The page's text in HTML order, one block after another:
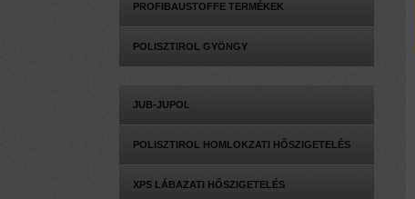
PROFIBAUSTOFFE TERMÉKEK
POLISZTIROL GYÖNGY
JUB-JUPOL
POLISZTIROL HOMLOKZATI HŐSZIGETELÉS
XPS LÁBAZATI HŐSZIGETELÉS